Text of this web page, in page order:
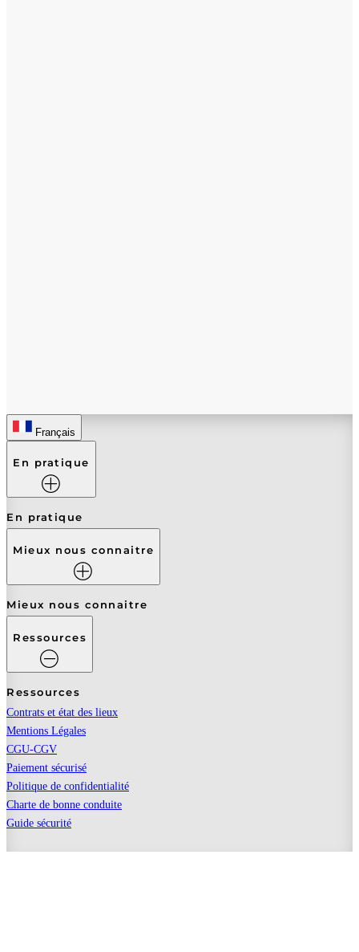
Français
En pratique
En pratique
Mieux nous connaitre
Mieux nous connaitre
Ressources
Ressources
Contrats et état des lieux
Mentions Légales
CGU-CGV
Paiement sécurisé
Politique de confidentialité
Charte de bonne conduite
Guide sécurité